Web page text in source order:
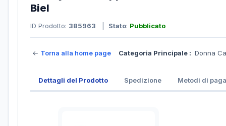
Biel
ID Prodotto: 385963 Stato: Pubblicato
← Torna alla home page Categoria Principale : Donna
Dettagli del Prodotto Spedizione Metodi di